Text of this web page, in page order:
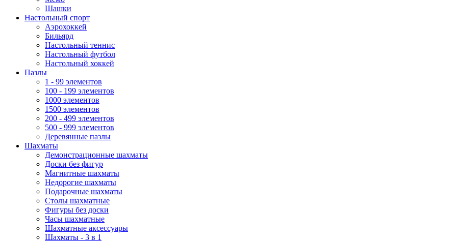
Шашки
Настольный спорт
Аэрохоккей
Бильярд
Настольный теннис
Настольный футбол
Настольный хоккей
Пазлы
1 - 99 элементов
100 - 199 элементов
1000 элементов
1500 элементов
200 - 499 элементов
500 - 999 элементов
Деревянные пазлы
Шахматы
Демонстрационные шахматы
Доски без фигур
Магнитные шахматы
Недорогие шахматы
Подарочные шахматы
Столы шахматные
Фигуры без доски
Часы шахматные
Шахматные аксессуары
Шахматы - 3 в 1